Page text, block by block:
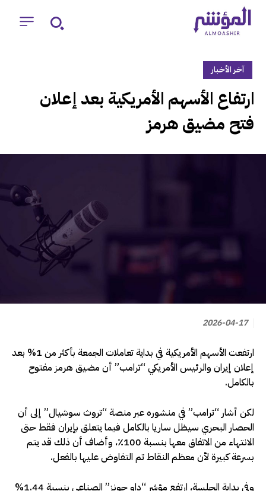
آخر الأخبار
‏ارتفاع الأسهم الأمريكية بعد إعلان
فتح مضيق هرمز
2026-04-17
ارتفعت الأسهم الأمريكية في بداية تعاملات الجمعة بأكثر من 1% بعد
إعلان إيران والرئيس الأمريكي “ترامب” أن مضيق هرمز مفتوح
بالكامل.
لكن أشار “ترامب” في منشوره عبر منصة “تروث سوشيال” إلى أن
الحصار البحري سيظل ساريا بالكامل فيما يتعلق بإيران فقط حتى
الانتهاء من الاتفاق معها بنسبة 100٪، وأضاف أن ذلك قد يتم
بسرعة كبيرة لأن معظم النقاط تم التفاوض عليها بالفعل.
وفي بداية الجلسة، ارتفع مؤشر “داو جونز” الصناعي بنسبة 1.44%